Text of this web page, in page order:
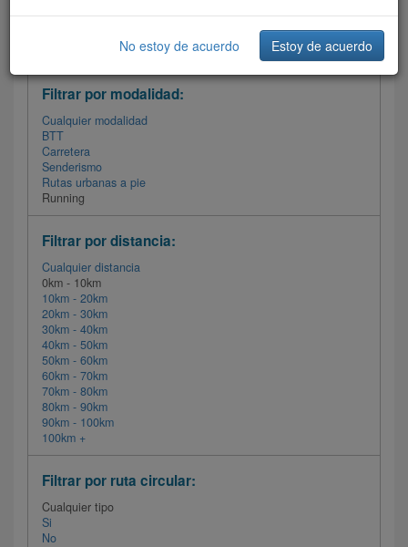
Filtrar las rutas
Filtrar por modalidad:
Cualquier modalidad
BTT
Carretera
Senderismo
Rutas urbanas a pie
Running
Filtrar por distancia:
Cualquier distancia
0km - 10km
10km - 20km
20km - 30km
30km - 40km
40km - 50km
50km - 60km
60km - 70km
70km - 80km
80km - 90km
90km - 100km
100km +
Filtrar por ruta circular:
Cualquier tipo
Si
No
No estoy de acuerdo Estoy de acuerdo